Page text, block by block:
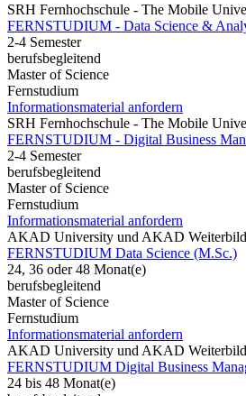
SRH Fernhochschule - The Mobile
FERNSTUDIUM - Data Science &
2-4 Semester
berufsbegleitend
Master of Science
Fernstudium
Informationsmaterial anfordern
SRH Fernhochschule - The Mobile
FERNSTUDIUM - Digital Business
2-4 Semester
berufsbegleitend
Master of Science
Fernstudium
Informationsmaterial anfordern
AKAD University und AKAD
FERNSTUDIUM Data Science (M.Sc.)
24, 36 oder 48 Monat(e)
berufsbegleitend
Master of Science
Fernstudium
Informationsmaterial anfordern
AKAD University und AKAD
FERNSTUDIUM Digital Business
24 bis 48 Monat(e)